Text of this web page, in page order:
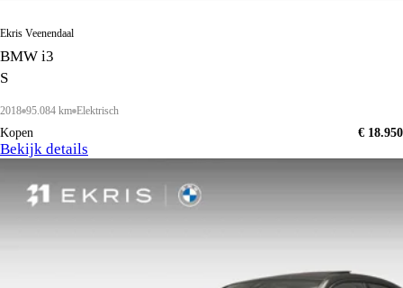
Ekris Veenendaal
BMW i3
S
2018 95.084 km Elektrisch
Kopen € 18.950
Bekijk details